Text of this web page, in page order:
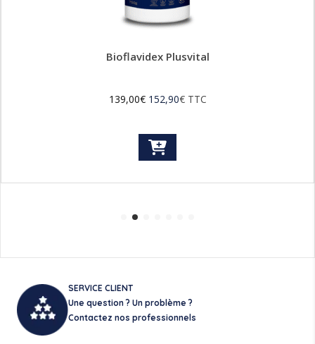
Bioflavidex Plusvital
139,00€ 152,90€ TTC
SERVICE CLIENT
Une question ? Un problème ?
Contactez nos professionnels